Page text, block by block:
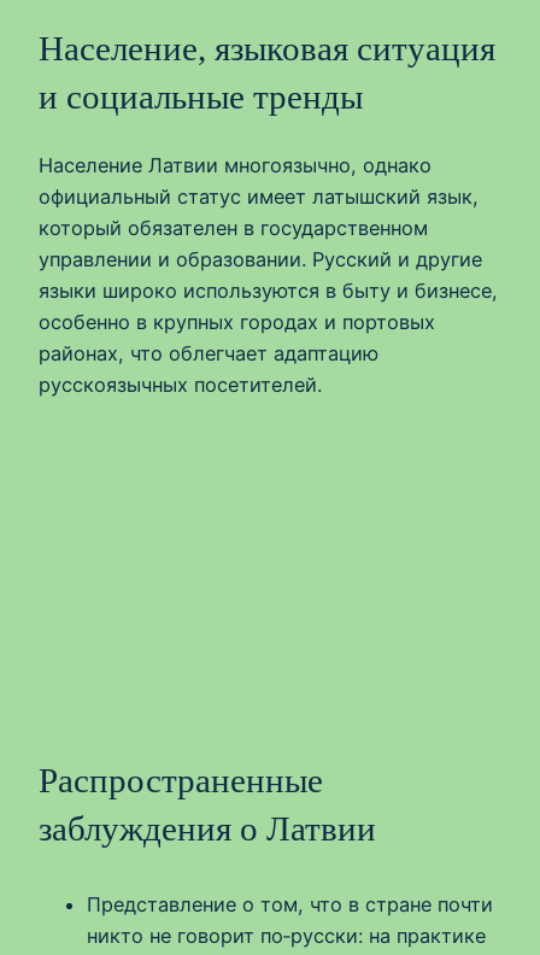
Население, языковая ситуация
и социальные тренды
Население Латвии многоязычно, однако
официальный статус имеет латышский язык,
который обязателен в государственном
управлении и образовании. Русский и другие
языки широко используются в быту и бизнесе,
особенно в крупных городах и портовых
районах, что облегчает адаптацию
русскоязычных посетителей.
Распространенные
заблуждения о Латвии
Представление о том, что в стране почти
никто не говорит по‑русски: на практике